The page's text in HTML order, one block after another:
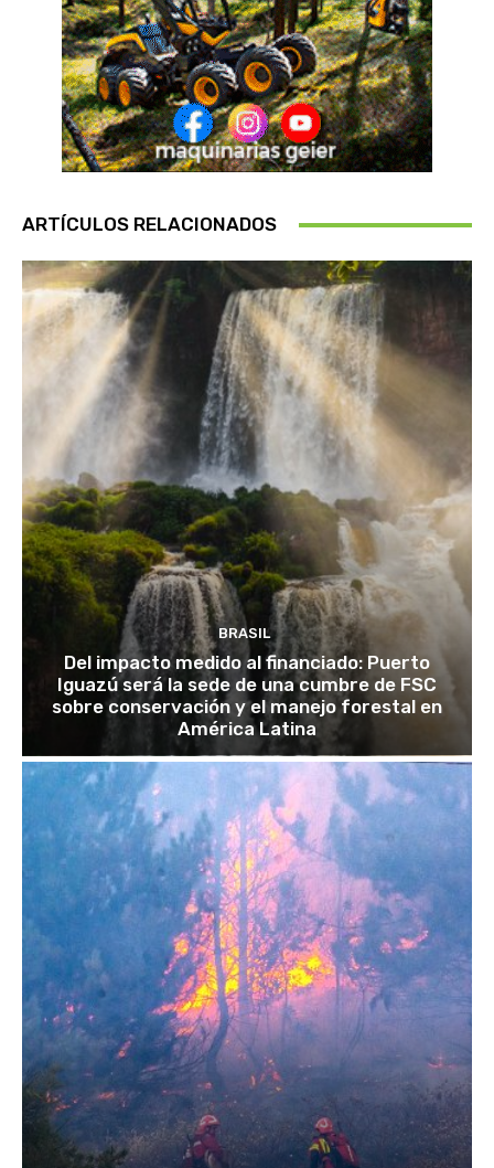
ARTÍCULOS RELACIONADOS
BRASIL
Del impacto medido al financiado: Puerto
Iguazú será la sede de una cumbre de FSC
sobre conservación y el manejo forestal en
América Latina